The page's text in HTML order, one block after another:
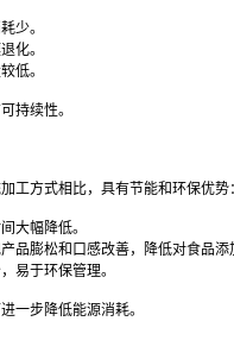
少。
化。
低。
持续性。
工方式相比，具有节能和环保优势：
大幅降低。
品膨松和口感改善，降低对食品添
易于环保管理。
一步降低能源消耗。